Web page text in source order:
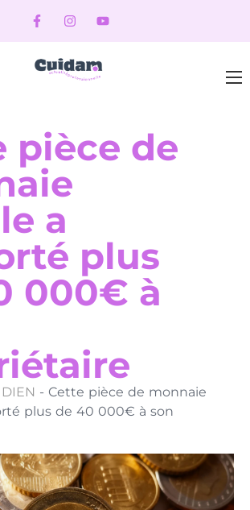
pièce de
a
plus
000€ à
- Cette pièce de monnaie
plus de 40 000€ à son